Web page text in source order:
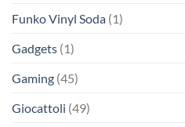
Funko Vinyl Soda (1)
Gadgets (1)
Gaming (45)
Giocattoli (49)